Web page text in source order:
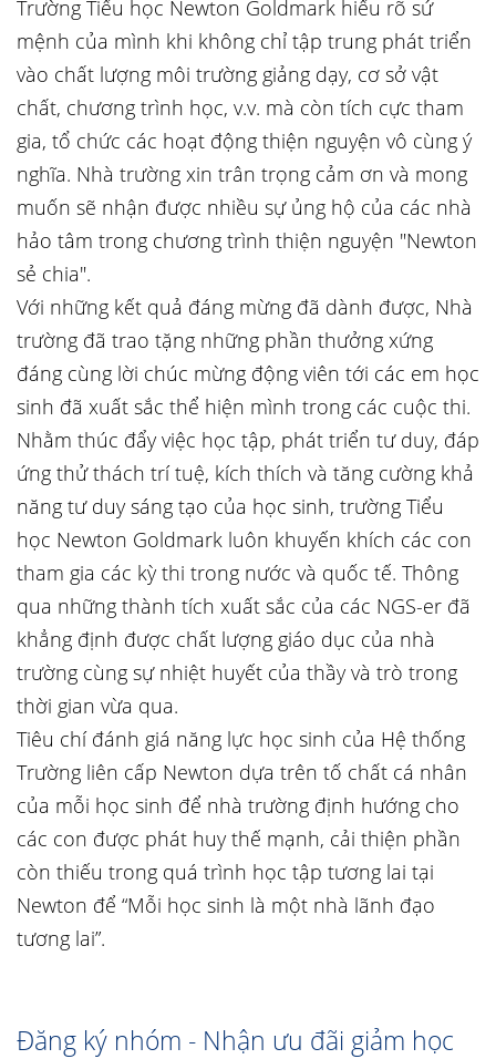
Trường Tiểu học Newton Goldmark hiểu rõ sứ
mệnh của mình khi không chỉ tập trung phát triển
vào chất lượng môi trường giảng dạy, cơ sở vật
chất, chương trình học, v.v. mà còn tích cực tham
gia, tổ chức các hoạt động thiện nguyện vô cùng ý
nghĩa. Nhà trường xin trân trọng cảm ơn và mong
muốn sẽ nhận được nhiều sự ủng hộ của các nhà
hảo tâm trong chương trình thiện nguyện "Newton
sẻ chia".
Với những kết quả đáng mừng đã dành được, Nhà
trường đã trao tặng những phần thưởng xứng
đáng cùng lời chúc mừng động viên tới các em học
sinh đã xuất sắc thể hiện mình trong các cuộc thi.
Nhằm thúc đẩy việc học tập, phát triển tư duy, đáp
ứng thử thách trí tuệ, kích thích và tăng cường khả
năng tư duy sáng tạo của học sinh, trường Tiểu
học Newton Goldmark luôn khuyến khích các con
tham gia các kỳ thi trong nước và quốc tế. Thông
qua những thành tích xuất sắc của các NGS-er đã
khẳng định được chất lượng giáo dục của nhà
trường cùng sự nhiệt huyết của thầy và trò trong
thời gian vừa qua.
Tiêu chí đánh giá năng lực học sinh của Hệ thống
Trường liên cấp Newton dựa trên tố chất cá nhân
của mỗi học sinh để nhà trường định hướng cho
các con được phát huy thế mạnh, cải thiện phần
còn thiếu trong quá trình học tập tương lai tại
Newton để “Mỗi học sinh là một nhà lãnh đạo
tương lai”.
Đăng ký nhóm - Nhận ưu đãi giảm học